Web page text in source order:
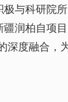
与科研院
润柏自项
深度融合，